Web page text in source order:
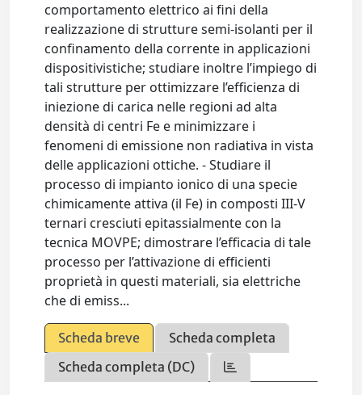
comportamento elettrico ai fini della
realizzazione di strutture semi-isolanti per il
confinamento della corrente in applicazioni
dispositivistiche; studiare inoltre l’impiego di
tali strutture per ottimizzare l’efficienza di
iniezione di carica nelle regioni ad alta
densità di centri Fe e minimizzare i
fenomeni di emissione non radiativa in vista
delle applicazioni ottiche. - Studiare il
processo di impianto ionico di una specie
chimicamente attiva (il Fe) in composti III-V
ternari cresciuti epitassialmente con la
tecnica MOVPE; dimostrare l’efficacia di tale
processo per l’attivazione di efficienti
proprietà in questi materiali, sia elettriche
che di emiss...
Scheda breve
Scheda completa
Scheda completa (DC)